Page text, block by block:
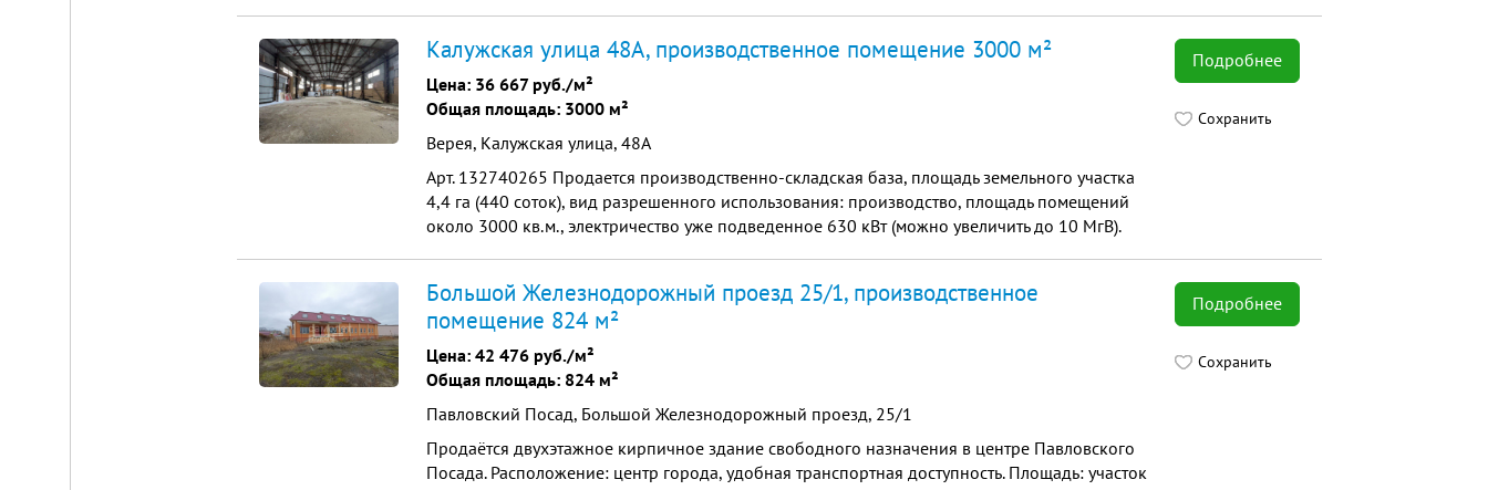
Подробнее
Сохранить
Калужская улица 48А, производственное помещение 3000 м²
Цена: 36 667 руб./м²
Общая площадь: 3000 м²
Верея, Калужская улица, 48А
Арт. 132740265 Продается производственно-складская база, площадь земельного участка
4,4 га (440 соток), вид разрешенного использования: производство, площадь помещений
около 3000 кв.м., электричество уже подведенное 630 кВт (можно увеличить до 10 МгВ).
Подробнее
Сохранить
Большой Железнодорожный проезд 25/1, производственное
помещение 824 м²
Цена: 42 476 руб./м²
Общая площадь: 824 м²
Павловский Посад, Большой Железнодорожный проезд, 25/1
Продаётся двухэтажное кирпичное здание свободного назначения в центре Павловского
Посада. Расположение: центр города, удобная транспортная доступность. Площадь: участок